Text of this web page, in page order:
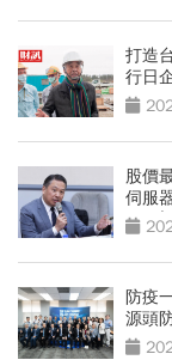
打造
行日
股價
伺服
CCL
防疫
源頭